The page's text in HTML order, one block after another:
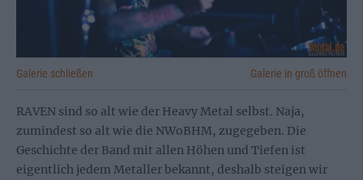
Galerie schließen Galerie in groß öffnen
RAVEN sind so alt wie der Heavy Metal selbst. Naja,
zumindest so alt wie die NWoBHM, zugegeben. Die
Geschichte der Band mit allen Höhen und Tiefen ist
eigentlich jedem Metaller bekannt, deshalb steigen wir